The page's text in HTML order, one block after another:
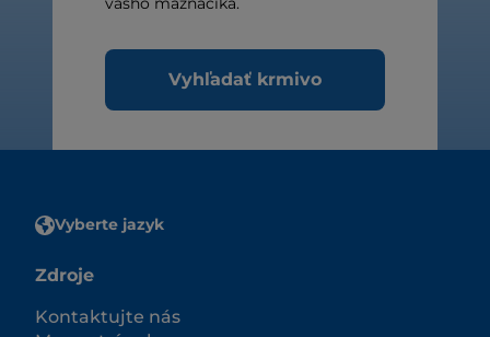
Vyhľadať krmivo
Vyberte jazyk
Zdroje
Kontaktujte nás